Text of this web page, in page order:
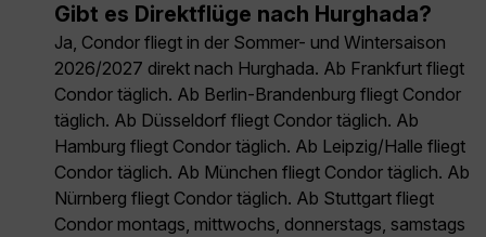
Gibt es Direktflüge nach Hurghada?
Ja, Condor fliegt in der Sommer- und Wintersaison
2026/2027 direkt nach Hurghada. Ab Frankfurt fliegt
Condor täglich. Ab Berlin-Brandenburg fliegt Condor
täglich. Ab Düsseldorf fliegt Condor täglich. Ab
Hamburg fliegt Condor täglich. Ab Leipzig/Halle fliegt
Condor täglich. Ab München fliegt Condor täglich. Ab
Nürnberg fliegt Condor täglich. Ab Stuttgart fliegt
Condor montags, mittwochs, donnerstags, samstags